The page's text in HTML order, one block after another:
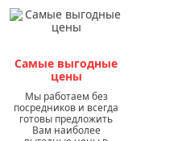
Самые выгодные
цены
Мы работаем без
посредников и всегда
готовы предложить
Вам наиболее